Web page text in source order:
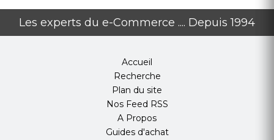
Les experts du e-Commerce .... Depuis 1994
Accueil
Recherche
Plan du site
Nos Feed RSS
A Propos
Guides d'achat